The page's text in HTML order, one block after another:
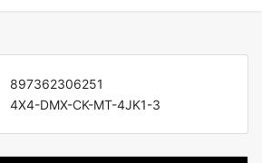
897362306251
4X4-DMX-CK-MT-4JK1-3